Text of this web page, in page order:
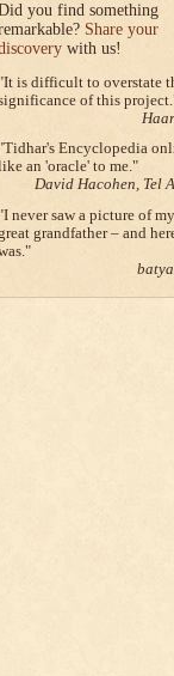
you find something
Share your
with us!
It is difficult to overstate
of this project.
Tidhar's Encyclopedia
an 'oracle' to me.
David Hacohen, Tel
I never saw a picture of
grandfather – and